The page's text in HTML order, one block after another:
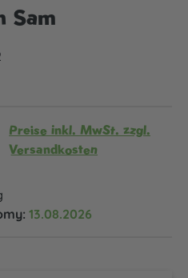
Sam
Preise inkl. MwSt. zzgl.
Versandkosten
13.08.2026